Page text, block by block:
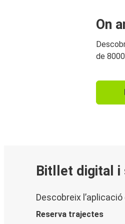
On
de
Bitllet digital i
Descobreix l’aplicació
Reserva trajectes